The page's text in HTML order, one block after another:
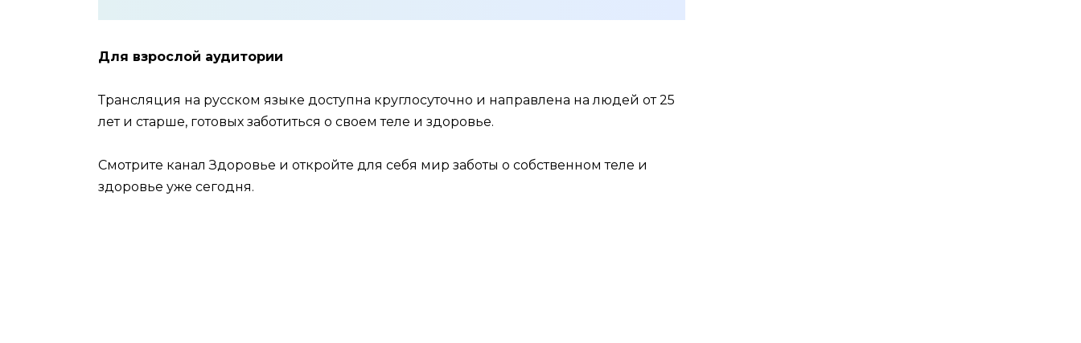
Для взрослой аудитории
Трансляция на русском языке доступна круглосуточно и направлена на людей от 25
лет и старше, готовых заботиться о своем теле и здоровье.
Смотрите канал Здоровье и откройте для себя мир заботы о собственном теле и
здоровье уже сегодня.